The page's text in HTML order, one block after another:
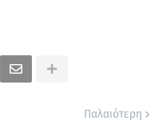
Παλαιότερη